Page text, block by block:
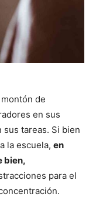
de
en sus
tareas. Si bien
la escuela, en
bien,
para el